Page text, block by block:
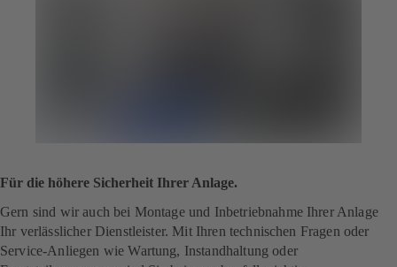
Für die höhere Sicherheit Ihrer Anlage.
Gern sind wir auch bei Montage und Inbetriebnahme Ihrer Anlage
Ihr verlässlicher Dienstleister. Mit Ihren technischen Fragen oder
Service-Anliegen wie Wartung, Instandhaltung oder